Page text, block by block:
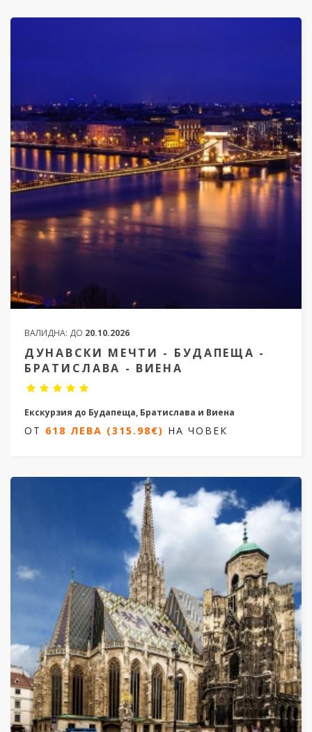
ВАЛИДНА: ДО 20.10.2026
ДУНАВСКИ МЕЧТИ - БУДАПЕЩА -
БРАТИСЛАВА - ВИЕНА
Екскурзия до Будапеща, Братислава и Виена
3 нощувки/ 5 дни
618 ЛЕВА (315.98€)НА ЧОВЕК
ОТ 618 ЛЕВА (315.98€) НА ЧОВЕК